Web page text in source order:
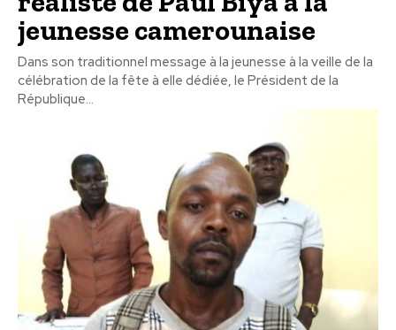
jeunesse camerounaise
Dans son traditionnel message à la jeunesse à la veille de la
célébration de la fête à elle dédiée, le Président de la
République...